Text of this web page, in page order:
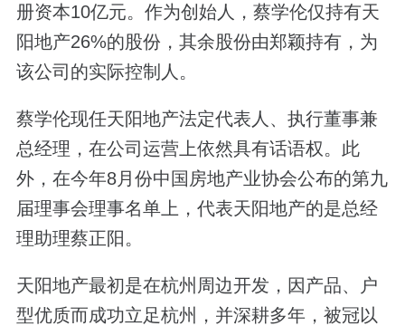
册资本10亿元。作为创始人，蔡学伦仅持有天
阳地产26%的股份，其余股份由郑颖持有，为
该公司的实际控制人。
蔡学伦现任天阳地产法定代表人、执行董事兼
总经理，在公司运营上依然具有话语权。此
外，在今年8月份中国房地产业协会公布的第九
届理事会理事名单上，代表天阳地产的是总经
理助理蔡正阳。
天阳地产最初是在杭州周边开发，因产品、户
型优质而成功立足杭州，并深耕多年，被冠以